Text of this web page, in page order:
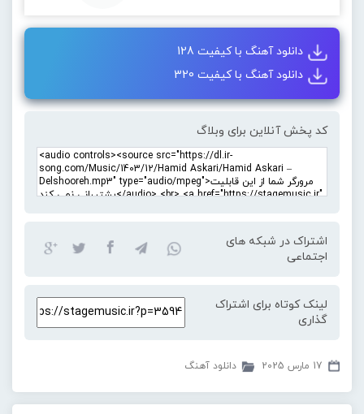
دانلود آهنگ با کیفیت 128
دانلود آهنگ با کیفیت 320
کد پخش آنلاین برای وبلاگ
اشتراک در شبکه های
اجتماعی
لینک کوتاه برای اشتراک
گذاری
17 مارس 2025 دانلود آهنگ